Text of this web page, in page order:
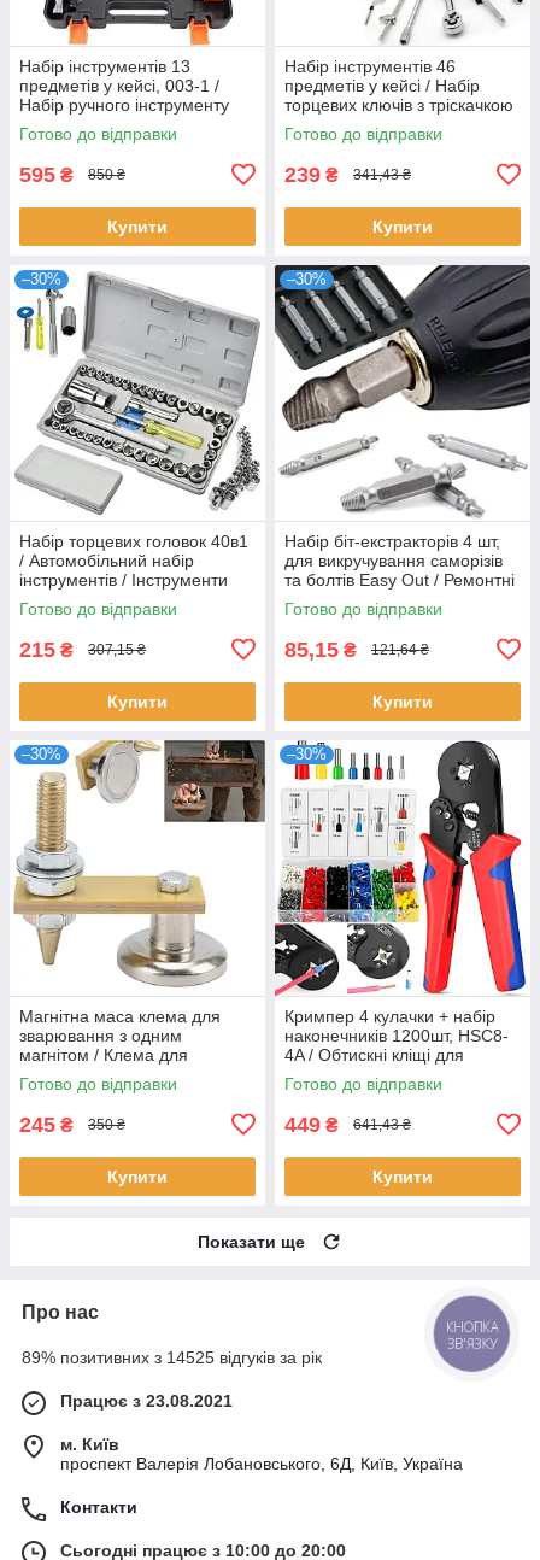
Набір інструментів 13
предметів у кейсі, 003-1 /
Набір ручного інструменту
для дому
Готово до відправки
595 ₴ 850 ₴
Купити
Набір інструментів 46
предметів у кейсі / Набір
торцевих ключів з тріскачкою
/ Набір ключів для авто
Готово до відправки
239 ₴ 341,43 ₴
Купити
–30%
Набір торцевих головок 40в1
/ Автомобільний набір
інструментів / Інструменти
для ремонту машини
Готово до відправки
215 ₴ 307,15 ₴
Купити
–30%
Набір біт-екстракторів 4 шт,
для викручування саморізів
та болтів Easy Out / Ремонтні
насадки на шуруповерт
Готово до відправки
85,15 ₴ 121,64 ₴
Купити
–30%
Магнітна маса клема для
зварювання з одним
магнітом / Клема для
зварювального апарату /
Маса для зварювання
Готово до відправки
245 ₴ 350 ₴
Купити
–30%
Кримпер 4 кулачки + набір
наконечників 1200шт, HSC8-
4A / Обтискні кліщі для
проводів / Щипці обтискні
Готово до відправки
449 ₴ 641,43 ₴
Купити
Показати ще
Про нас
89% позитивних з 14525 відгуків за рік
Працює з 23.08.2021
м. Київ
проспект Валерія Лобановського, 6Д, Київ, Україна
Контакти
Сьогодні працює з 10:00 до 20:00
КНОПКА
ЗВ'ЯЗКУ